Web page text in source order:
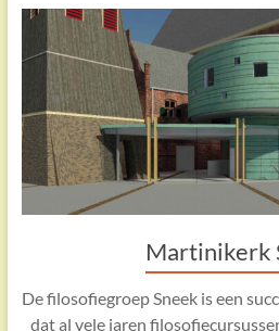
Martinikerk
De filosofiegroep Sneek is een
dat al vele jaren